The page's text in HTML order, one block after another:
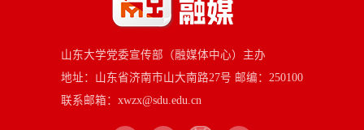
山东大学党委宣传部（融媒体中心）主办
地址：山东省济南市山大南路27号 邮编：250100
联系邮箱：xwzx@sdu.edu.cn